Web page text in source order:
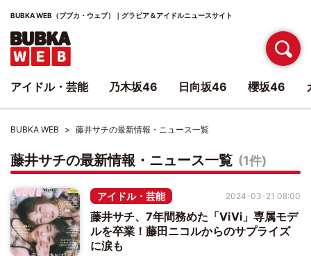
BUBKA WEB（ブブカ・ウェブ）｜グラビア＆アイドルニュースサイト
BUBKA WEB 藤井サチの最新情報・ニュース一覧
藤井サチの最新情報・ニュース一覧 (1件)
アイドル・芸能
藤井サチ、7年間務めた「ViVi」専属モデ
ルを卒業！藤田ニコルからのサプライズ
に涙も
2024-03-21 08:00
アイドル・芸能 乃木坂46 日向坂46 櫻坂46